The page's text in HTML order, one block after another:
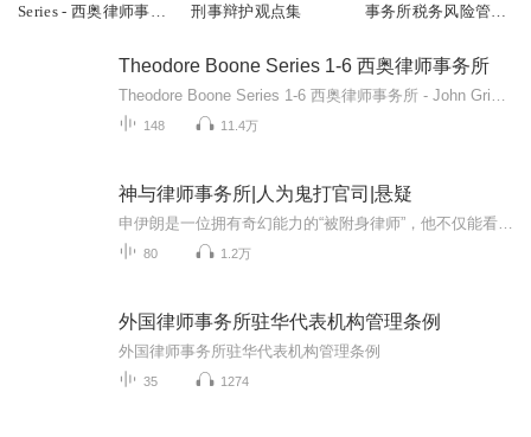
Series - 西奥律师事务
刑事辩护观点集
事务所税务风险管理
Theodore Boone Series 1-6 西奥律师事务所
148 11.4万
神与律师事务所|人为鬼打官司|悬疑
80 1.2万
外国律师事务所驻华代表机构管理条例
外国律师事务所驻华代表机构管理条例
35 1274